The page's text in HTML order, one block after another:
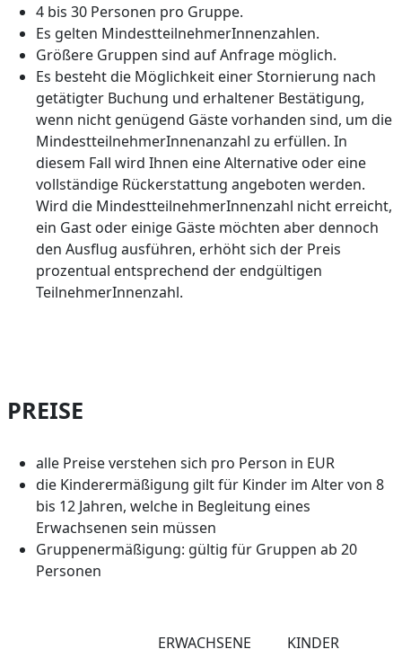
4 bis 30 Personen pro Gruppe.
Es gelten MindestteilnehmerInnenzahlen.
Größere Gruppen sind auf Anfrage möglich.
Es besteht die Möglichkeit einer Stornierung nach
getätigter Buchung und erhaltener Bestätigung,
wenn nicht genügend Gäste vorhanden sind, um die
MindestteilnehmerInnenanzahl zu erfüllen. In
diesem Fall wird Ihnen eine Alternative oder eine
vollständige Rückerstattung angeboten werden.
Wird die MindestteilnehmerInnenzahl nicht erreicht,
ein Gast oder einige Gäste möchten aber dennoch
den Ausflug ausführen, erhöht sich der Preis
prozentual entsprechend der endgültigen
TeilnehmerInnenzahl.
PREISE
alle Preise verstehen sich pro Person in EUR
die Kinderermäßigung gilt für Kinder im Alter von 8
bis 12 Jahren, welche in Begleitung eines
Erwachsenen sein müssen
Gruppenermäßigung: gültig für Gruppen ab 20
Personen
ERWACHSENE
KINDER